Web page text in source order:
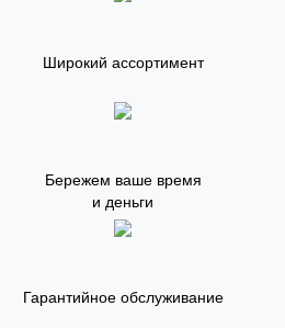
Широкий ассортимент
Бережем ваше время
и деньги
Гарантийное обслуживание